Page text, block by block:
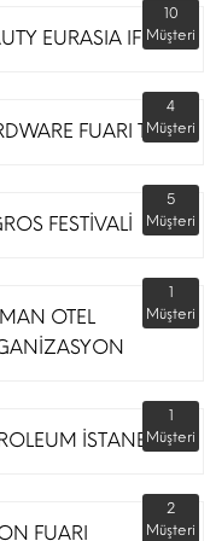
EURASIA IFM
10
Müşteri
FUARI TÜYAP
4
Müşteri
FESTİVALİ
5
Müşteri
OTEL
1
Müşteri
İSTANBUL
1
Müşteri
FUARI
2
Müşteri